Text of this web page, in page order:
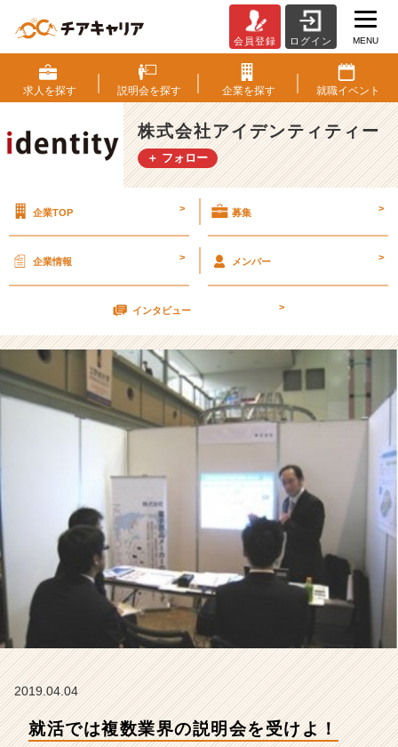
活
で
は
複
数
業
明
受
け
【株
式
会
社
ア
ン
ィ
テ
ー
の
タ
イ
ム
|
ベ
会員登録 ログイン MENU
求人を探す 説明会を探す 企業を探す 就職イベント
株式会社アイデンティティー
＋ フォロー
企業TOP > 募集 >
企業情報 > メンバー >
インタビュー >
2019.04.04
就活では複数業界の説明会を受けよ！